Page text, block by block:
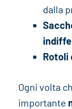
dalla
Rotoli
Ogni volta
importante